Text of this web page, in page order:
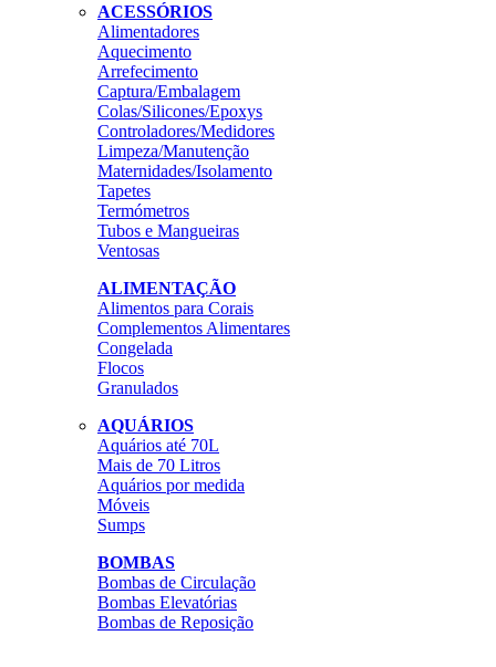
ACESSÓRIOS
Alimentadores
Aquecimento
Arrefecimento
Captura/Embalagem
Colas/Silicones/Epoxys
Controladores/Medidores
Limpeza/Manutenção
Maternidades/Isolamento
Tapetes
Termómetros
Tubos e Mangueiras
Ventosas
ALIMENTAÇÃO
Alimentos para Corais
Complementos Alimentares
Congelada
Flocos
Granulados
AQUÁRIOS
Aquários até 70L
Mais de 70 Litros
Aquários por medida
Móveis
Sumps
BOMBAS
Bombas de Circulação
Bombas Elevatórias
Bombas de Reposição